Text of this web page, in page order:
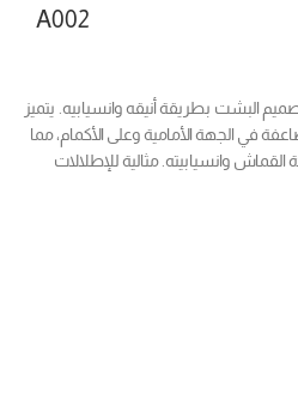
A002
البشت بطريقة أنيقه وانسيابيه. يتميز
في الجهة الأمامية وعلى الأكمام، مما
وانسيابيته. مثالية للإطلالات